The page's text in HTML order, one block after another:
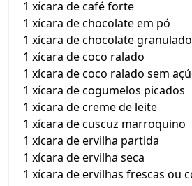
1 xícara de café forte
1 xícara de chocolate em pó
1 xícara de chocolate
1 xícara de coco ralado
1 xícara de coco ralado sem
1 xícara de cogumelos picados
1 xícara de creme de leite
1 xícara de cuscuz marroquino
1 xícara de ervilha partida
1 xícara de ervilha seca
1 xícara de ervilhas frescas ou